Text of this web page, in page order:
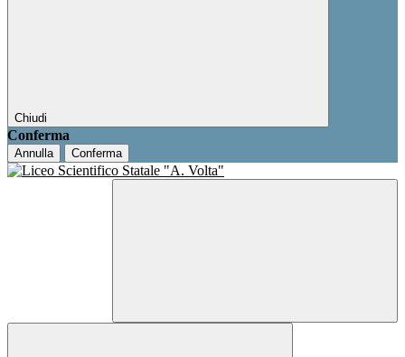
Chiudi
Conferma
Annulla Conferma